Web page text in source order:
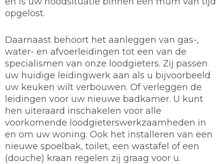
opgelost.
Daarnaast behoort het aanleggen van gas-,
water- en afvoerleidingen tot een van de
specialismen van onze loodgieters. Zij passen
uw huidige leidingwerk aan als u bijvoorbeeld
uw keuken wilt verbouwen. Of verleggen de
leidingen voor uw nieuwe badkamer. U kunt
hen uiteraard inschakelen voor alle
voorkomende loodgieterswerkzaamheden in
en om uw woning. Ook het installeren van een
nieuwe spoelbak, toilet, een wastafel of een
(douche) kraan regelen zij graag voor u.